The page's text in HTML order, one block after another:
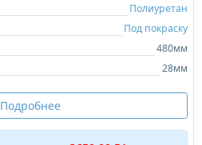
Полиуретан
Под покраску
480мм
28мм
Подробнее